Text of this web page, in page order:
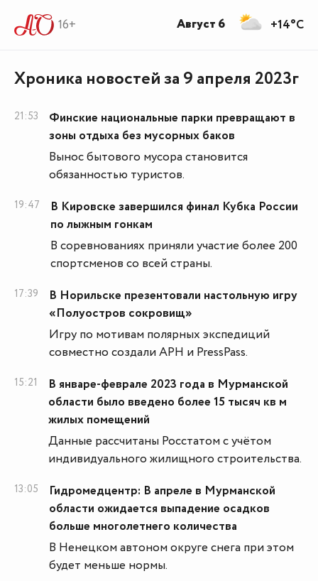
16+
Хроника новостей за 9 апреля 2023г
21:53
Финские национальные парки превращают в
зоны отдыха без мусорных баков
Вынос бытового мусора становится
обязанностью туристов.
19:47
В Кировске завершился финал Кубка России
по лыжным гонкам
В соревнованиях приняли участие более 200
спортсменов со всей страны.
17:39
В Норильске презентовали настольную игру
«Полуостров сокровищ»
Игру по мотивам полярных экспедиций
совместно создали АРН и PressPass.
15:21
В январе-феврале 2023 года в Мурманской
области было введено более 15 тысяч кв м
жилых помещений
Данные рассчитаны Росстатом с учётом
индивидуального жилищного строительства.
13:05
Гидромедцентр: В апреле в Мурманской
области ожидается выпадение осадков
больше многолетнего количества
В Ненецком автоном округе снега при этом
будет меньше нормы.
+14°C
Август 6